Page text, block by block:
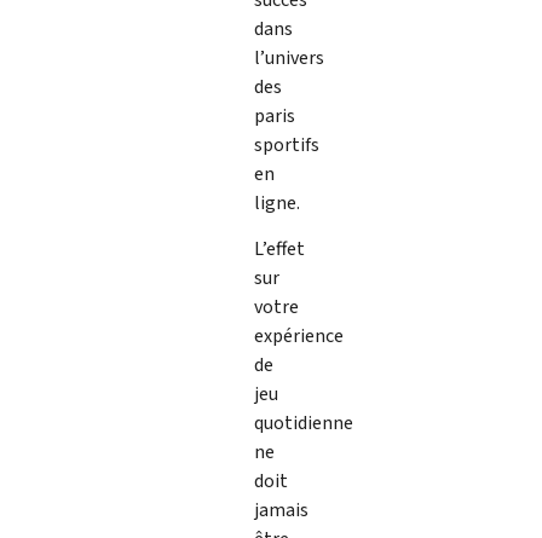
dans
l’univers
des
paris
sportifs
en
ligne.
L’effet
sur
votre
expérience
de
jeu
quotidienne
ne
doit
jamais